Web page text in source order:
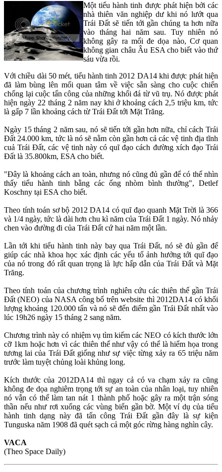
Một tiểu hành tinh được phát hiện bởi các
nhà thiên văn nghiệp dư khi nó lướt qua
Trái Đất sẽ tiến tới gần chúng ta hơn nữa
vào tháng hai năm sau. Tuy nhiên nó
không gây ra mối đe dọa nào, Cơ quan
không gian châu Âu ESA cho biết vào thứ
sáu vừa rồi.
Với chiều dài 50 mét, tiểu hành tinh 2012 DA14 khi được phát hiện
đã làm bùng lên mối quan tâm về việc sẵn sàng cho cuộc chiến
chống lại cuộc tấn công của những khối đá từ vũ trụ. Nó được phát
hiện ngày 22 tháng 2 năm nay khi ở khoảng cách 2,5 triệu km, tức
là gấp 7 lần khoảng cách từ Trái Đất tới Mặt Trăng.
Ngày 15 tháng 2 năm sau, nó sẽ tiến tới gần hơn nữa, chỉ cách Trái
Đất 24.000 km, tức là nó sẽ nằm còn gần hơn cả các vệ tinh địa tĩnh
cuả Trái Đất, các vệ tinh này có quĩ đạo cách đường xích đạo Trái
Đất là 35.800km, ESA cho biết.
"Đây là khoảng cách an toàn, nhưng nó cũng đủ gần để có thể nhìn
thấy tiểu hành tinh bằng các ống nhòm bình thường", Detlef
Koschny tại ESA cho biết.
Theo tính toán sơ bộ 2012 DA14 có quĩ đạo quanh Mặt Trời là 366
và 1/4 ngày, tức là dài hơn chu kì năm của Trái Đất 1 ngày. Nó nhảy
chen vào đường đi của Trái Đất cứ hai năm một lần.
Lần tới khi tiểu hành tinh này bay qua Trái Đất, nó sẽ đủ gần để
giúp các nhà khoa học xác định các yếu tố ảnh hưởng tới quĩ đạo
của nó trong đó rất quan trọng là lực hấp dẫn của Trái Đất và Mặt
Trăng.
Theo tính toán của chương trình nghiên cứu các thiên thể gần Trái
Đất (NEO) của NASA công bố trên website thì 2012DA14 có khối
lượng khoảng 120.000 tấn và nó sẽ đến điểm gần Trái Đất nhất vào
lúc 19h26 ngày 15 tháng 2 sang năm.
Chương trình này có nhiệm vụ tìm kiếm các NEO có kích thước lớn
cỡ 1km hoặc hơn vì các thiên thể như vậy có thể là hiểm họa trong
tương lai của Trái Đất giống như sự việc từng xảy ra 65 triệu năm
trước làm tuyệt chủng loài khủng long.
Kích thước của 2012DA14 thì ngay cả có va chạm xảy ra cũng
không đe dọa nghiêm trọng tới sự an toàn của nhân loại, tuy nhiên
nó vẫn có thể làm tan nát 1 thành phố hoặc gây ra một trận sóng
thần nếu như rơi xuống các vùng biển gần bờ. Một ví dụ của tiểu
hành tinh dạng này đã tấn công Trái Đất gần đây là sự kiện
Tunguska năm 1908 đã quét sạch cả một góc rừng hàng nghìn cây.
VACA
(Theo Space Daily)